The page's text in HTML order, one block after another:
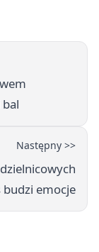
Następny >>
emocje